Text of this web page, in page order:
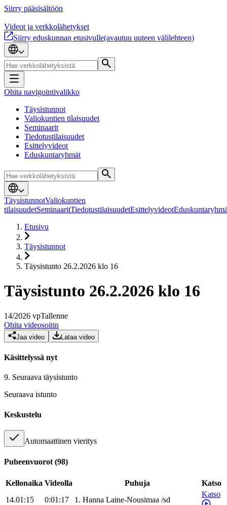
Siirry pääsisältöön
Videot ja verkkolähetykset
Siirry eduskunnan etusivulle(avautuu uuteen välilehteen)
Ohita navigointivalikko
Täysistunnot
Valiokuntien tilaisuudet
Seminaarit
Tiedotustilaisuudet
Esittelyvideot
Eduskuntaryhmät
TäysistunnotValiokuntien
tilaisuudetSeminaaritTiedotustilaisuudetEsittelyvideot
Etusivu
Täysistunnot
Täysistunto 26.2.2026 klo 16
Täysistunto 26.2.2026 klo 16
14/2026 vpTallenne
Ohita videosoitin
Jaa video Lataa video
Käsittelyssä nyt
9. Seuraava täysistunto
Seuraava istunto
Keskustelu
Automaattinen vieritys
Puheenvuorot (98)
Kellonaika Videolla Puhuja
Katso
14.01:15
0:01:17 1. Hanna Laine-Nousimaa /sd
Katso